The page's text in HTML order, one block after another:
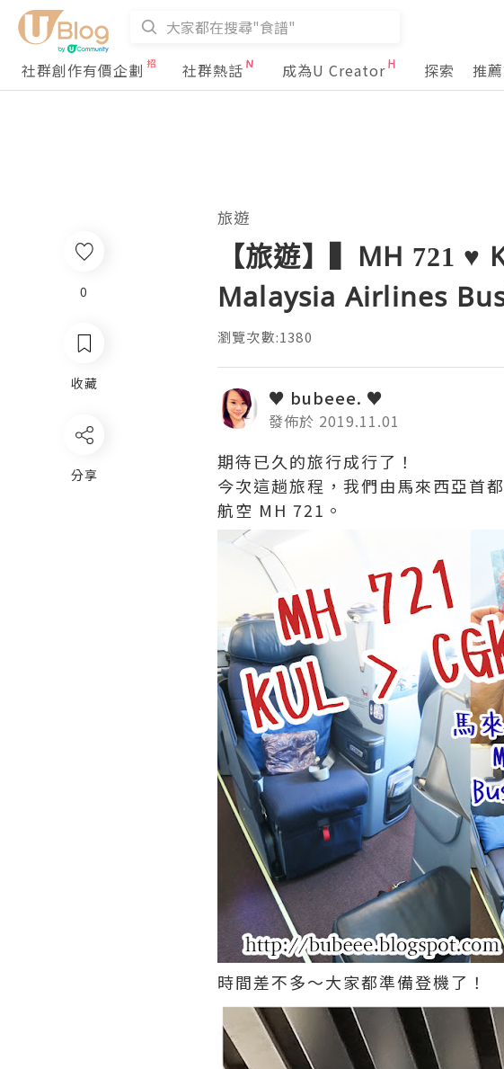
社群創作有價企劃
社群熱話 成為U Creator 探索 推
0
收藏
分享
旅遊
【旅遊】▍MH 721 ♥
Malaysia Airlines
瀏覽次數:1380
♥ bubeee. ♥
發佈於 2019.11.01
期待已久的旅行成行了！
今次這趟旅程，我們由馬來西亞首
航空 MH 721。
時間差不多～大家都準備登機了！